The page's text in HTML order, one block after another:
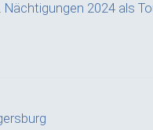
Nächtigungen 2024 als